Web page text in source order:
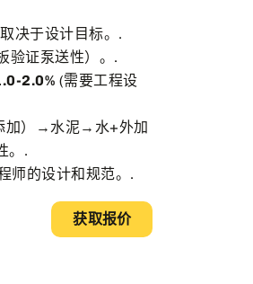
取决于设计目标。.
验证泵送性）。.
2.0% (需要工程设
加）→水泥→水+外加
。.
师的设计和规范。.
获取报价